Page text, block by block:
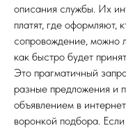
описания службы. Их
платят, где оформляют,
сопровождение, можно
как быстро будет
Это прагматичный
разные предложения и
объявлением в
воронкой подбора.